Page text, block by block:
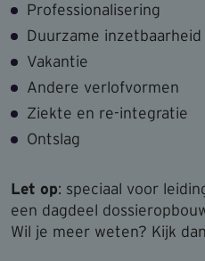
Professionalisering
Duurzame inzetbaarheid
Vakantie
Andere verlofvormen
Ziekte en re-integratie
Ontslag
Let op: speciaal voor
een dagdeel
Wil je meer weten? Kijk dan